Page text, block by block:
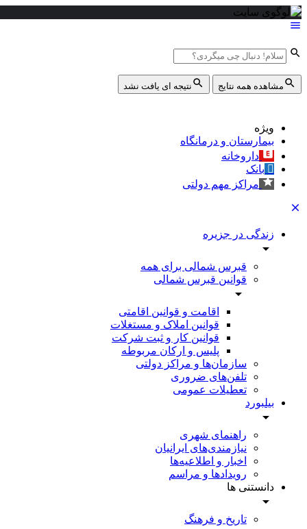
مشاهده همه نتایج نتیجه ای یافت نشد
ویژه
بیمارستان و درمانگاه
داروخانه
بانک
مراکز مهم دولتی
زندگی در جزیره
قبرس شمالی برای همه
قوانین قبرس شمالی
اقامت و قوانین اقامتی
قوانین املاک و مستغلات
قوانین کار و ثبت شرکت
پلیس و ارکان مربوطه
سازمان‌ها و مراکز دولتی
تلفن‌های ضروری
تعطیلات عمومی
بیلبورد
راهنمای شهری
نیازمندی‌های ایرانیان
اخبار و اطلاعیه‌ها
رویداد‌ها و مراسم
دانستنی ها
تاریخ و فرهنگ